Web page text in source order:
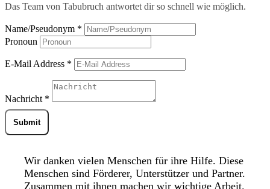
Das Team von Tabubruch antwortet dir so schnell wie möglich.
Name/Pseudonym *
Pronoun
E-Mail Address *
Nachricht *
Submit
Wir danken vielen Menschen für ihre Hilfe. Diese
Menschen sind Förderer, Unterstützer und Partner.
Zusammen mit ihnen machen wir wichtige Arbeit.